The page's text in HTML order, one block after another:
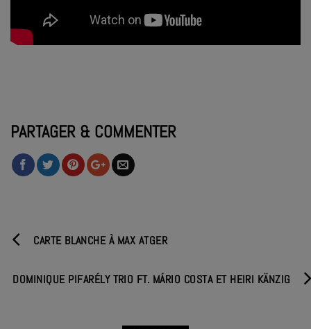
PARTAGER & COMMENTER
CARTE BLANCHE À MAX ATGER
DOMINIQUE PIFARÉLY TRIO FT. MÁRIO COSTA ET HEIRI KÄNZIG